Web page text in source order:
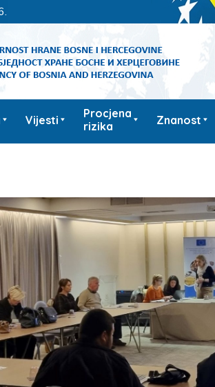
Vijesti
Procjena
rizika
Znanost